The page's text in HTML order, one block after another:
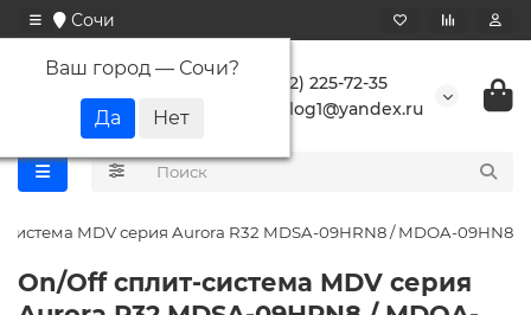
Сочи
Ваш город — Сочи?
+7 (862) 225-72-35
buranlog1@yandex.ru
система MDV серия Aurora R32 MDSA-09HRN8 / MDOA-09HN8
On/Off cплит-система MDV серия